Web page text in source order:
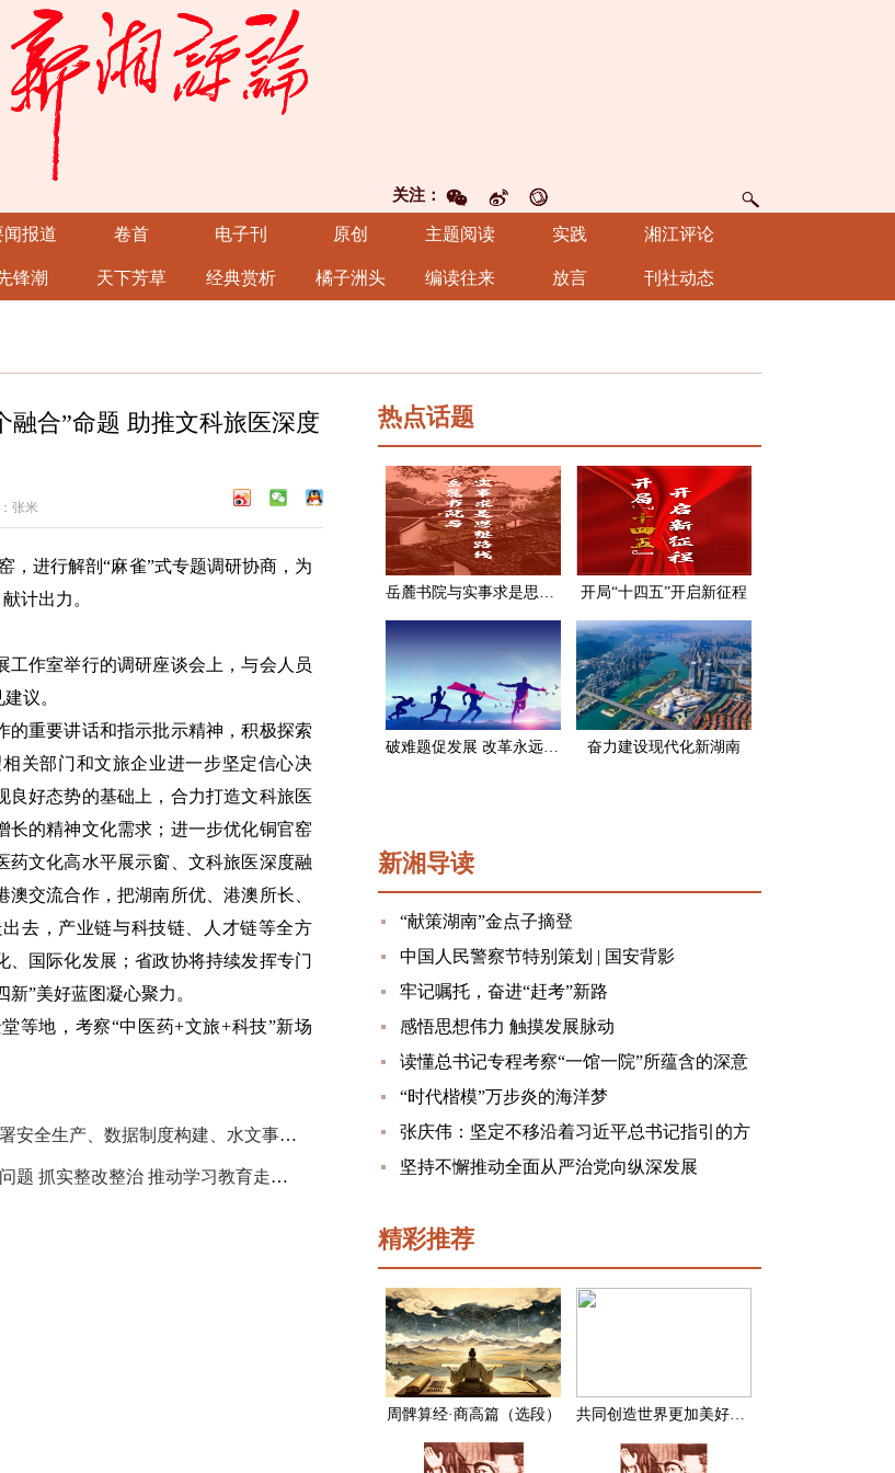
关注：
闻报道 卷首 电子刊 原创 主题阅读 实践 湘江评论
锋潮 天下芳草 经典赏析 橘子洲头 编读往来 放言 刊社动态
合”命题 助推文科旅医深度
张米
，进行解剖“麻雀”式专题调研协商，为
计出力。
作室举行的调研座谈会上，与会人员
议。
重要讲话和指示批示精神，积极探索
关部门和文旅企业进一步坚定信心决
好态势的基础上，合力打造文科旅医
长的精神文化需求；进一步优化铜官窑
文化高水平展示窗、文科旅医深度融
交流合作，把湖南所优、港澳所长、
去，产业链与科技链、人才链等全方
国际化发展；省政协将持续发挥专门
”美好蓝图凝心聚力。
等地，考察“中医药+文旅+科技”新场
毛伟明主持召开省政府第60次常务会议 研究部署安全生产、数据制度构建、水文事业和医药改革等工作
沈晓明在常德调研学习教育开展情况 紧盯突出问题 抓实整改整治 推动学习教育走深走实
热点话题
岳麓书院与实事求是思想路线 开局“十四五”开启新征程
破难题促发展 改革永远在路上 奋力建设现代化新湖南
新湘导读
“献策湖南”金点子摘登
中国人民警察节特别策划 | 国安背影
牢记嘱托，奋进“赶考”新路
感悟思想伟力 触摸发展脉动
读懂总书记专程考察“一馆一院”所蕴含的深意
“时代楷模”万步炎的海洋梦
张庆伟：坚定不移沿着习近平总书记指引的方
向前进 凝心聚力奋进新征程建功新时代谱写新
坚持不懈推动全面从严治党向纵深发展
精彩推荐
周髀算经·商高篇（选段） 共同创造世界更加美好的未来